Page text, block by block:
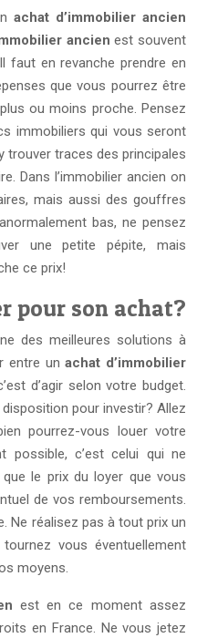
achat d’immobilier ancien
ancien est souvent
faut en revanche prendre en
que vous pourrez être
ou moins proche. Pensez
immobiliers qui vous seront
trouver traces des principales
Dans l’immobilier ancien on
mais aussi des gouffres
bas, ne pensez
une petite pépite, mais
ce prix!
pour son achat?
des meilleures solutions à
entre unachat d’immobilier
d’agir selon votre budget.
pour investir? Allez
pourrez-vous louer votre
possible, c’est celui qui ne
le prix du loyer que vous
de vos remboursements.
Ne réalisez pas à tout prix un
vous éventuellement
moyens.
est en ce moment assez
en France. Ne vous jetez